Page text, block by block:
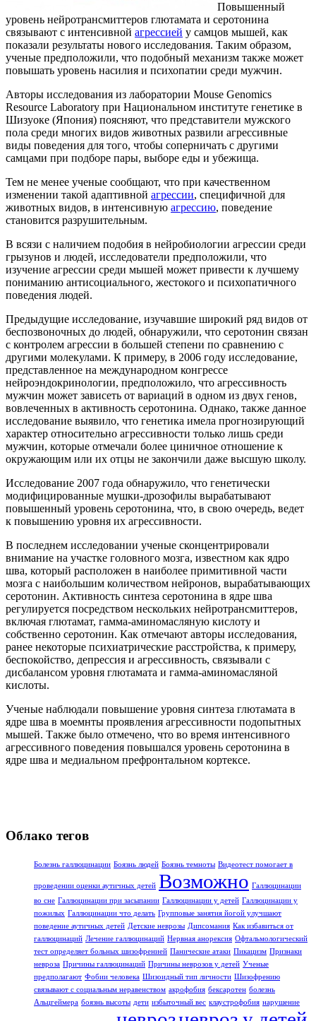
Повышенный
уровень нейротрансмиттеров глютамата и серотонина
связывают с интенсивной агрессией у самцов мышей, как
показали результаты нового исследования. Таким образом,
ученые предположили, что подобный механизм также может
повышать уровень насилия и психопатии среди мужчин.
Авторы исследования из лаборатории Mouse Genomics
Resource Laboratory при Национальном институте генетике в
Шизуоке (Япония) поясняют, что представители мужского
пола среди многих видов животных развили агрессивные
виды поведения для того, чтобы соперничать с другими
самцами при подборе пары, выборе еды и убежища.
Тем не менее ученые сообщают, что при качественном
изменении такой адаптивной агрессии, специфичной для
животных видов, в интенсивную агрессию, поведение
становится разрушительным.
В всязи с наличием подобия в нейробиологии агрессии среди
грызунов и людей, исследователи предположили, что
изучение агрессии среди мышей может привести к лучшему
пониманию антисоциального, жестокого и психопатичного
поведения людей.
Предыдущие исследование, изучавшие широкий ряд видов от
беспозвоночных до людей, обнаружили, что серотонин связан
с контролем агрессии в большей степени по сравнению с
другими молекулами. К примеру, в 2006 году исследование,
представленное на международном конгрессе
нейроэндокринологии, предположило, что агрессивность
мужчин может зависеть от вариаций в одном из двух генов,
вовлеченных в активность серотонина. Однако, также данное
исследование выявило, что генетика имела прогнозирующий
характер относительно агрессивности только лишь среди
мужчин, которые отмечали более циничное отношение к
окружающим или их отцы не закончили даже высшую школу.
Исследование 2007 года обнаружило, что генетически
модифицированные мушки-дрозофилы вырабатывают
повышенный уровень серотонина, что, в свою очередь, ведет
к повышению уровня их агрессивности.
В последнем исследовании ученые сконцентрировали
внимание на участке головного мозга, известном как ядро
шва, который расположен в наиболее примитивной части
мозга с наибольшим количеством нейронов, вырабатывающих
серотонин. Активность синтеза серотонина в ядре шва
регулируется посредством нескольких нейротрансмиттеров,
включая глютамат, гамма-аминомасляную кислоту и
собственно серотонин. Как отмечают авторы исследования,
ранее некоторые психиатрические расстройства, к примеру,
беспокойство, депрессия и агрессивность, связывали с
дисбалансом уровня глютамата и гамма-аминомасляной
кислоты.
Ученые наблюдали повышение уровня синтеза глютамата в
ядре шва в моемнты проявления агрессивности подопытных
мышей. Также было отмечено, что во время интенсивного
агрессивного поведения повышался уровень серотонина в
ядре шва и медиальном префронтальном кортексе.
Облако тегов
Болезнь галлюцинации Боязнь людей Боязнь темноты Видеотест помогает в
проведении оценки аутичных детей Возможно Галлюцинации
во сне Галлюцинации при засыпании Галлюцинации у детей Галлюцинации у
пожилых Галлюцинации что делать Групповые занятия йогой улучшают
поведение аутичных детей Детские неврозы Дипсомания Как избавиться от
галлюцинаций Лечение галлюцинаций Нервная анорексия Офтальмологический
тест определяет больных шизофренией Панические атаки Пикацизм Признаки
невроза Причины галлюцинаций Причины неврозов у детей Ученые
предполагают Фобии человека Шизоидный тип личности Шизофрению
связывают с социальным неравенством акрофобия бексаротен болезнь
Альцгеймера боязнь высоты дети избыточный вес клаустрофобия нарушение